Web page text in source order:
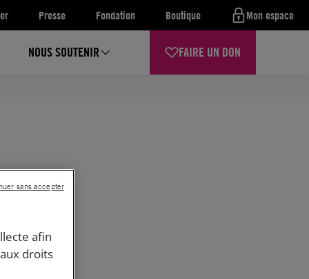
Presse Fondation Boutique Mon espace
NOUS SOUTENIR FAIRE UN DON
afin
droits
sans accepter